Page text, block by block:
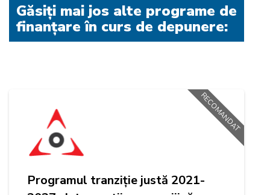
Găsiți mai jos alte programe de
finanțare în curs de depunere:
Programul tranziție justă 2021-
RECOMANDAT